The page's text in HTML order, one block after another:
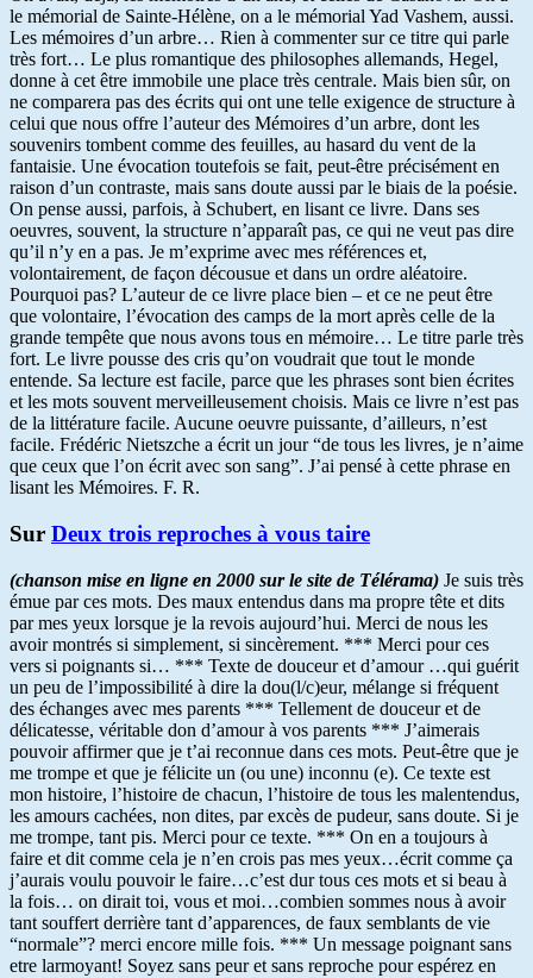
le mémorial de Sainte-Hélène, on a le mémorial Yad Vashem, aussi.
Les mémoires d’un arbre… Rien à commenter sur ce titre qui parle
très fort… Le plus romantique des philosophes allemands, Hegel,
donne à cet être immobile une place très centrale. Mais bien sûr, on
ne comparera pas des écrits qui ont une telle exigence de structure à
celui que nous offre l’auteur des Mémoires d’un arbre, dont les
souvenirs tombent comme des feuilles, au hasard du vent de la
fantaisie. Une évocation toutefois se fait, peut-être précisément en
raison d’un contraste, mais sans doute aussi par le biais de la poésie.
On pense aussi, parfois, à Schubert, en lisant ce livre. Dans ses
oeuvres, souvent, la structure n’apparaît pas, ce qui ne veut pas dire
qu’il n’y en a pas. Je m’exprime avec mes références et,
volontairement, de façon décousue et dans un ordre aléatoire.
Pourquoi pas? L’auteur de ce livre place bien – et ce ne peut être
que volontaire, l’évocation des camps de la mort après celle de la
grande tempête que nous avons tous en mémoire… Le titre parle très
fort. Le livre pousse des cris qu’on voudrait que tout le monde
entende. Sa lecture est facile, parce que les phrases sont bien écrites
et les mots souvent merveilleusement choisis. Mais ce livre n’est pas
de la littérature facile. Aucune oeuvre puissante, d’ailleurs, n’est
facile. Frédéric Nietszche a écrit un jour “de tous les livres, je n’aime
que ceux que l’on écrit avec son sang”. J’ai pensé à cette phrase en
lisant les Mémoires. F. R.
Sur Deux trois reproches à vous taire
(chanson mise en ligne en 2000 sur le site de Télérama) Je suis très
émue par ces mots. Des maux entendus dans ma propre tête et dits
par mes yeux lorsque je la revois aujourd’hui. Merci de nous les
avoir montrés si simplement, si sincèrement. *** Merci pour ces
vers si poignants si… *** Texte de douceur et d’amour …qui guérit
un peu de l’impossibilité à dire la dou(l/c)eur, mélange si fréquent
des échanges avec mes parents *** Tellement de douceur et de
délicatesse, véritable don d’amour à vos parents *** J’aimerais
pouvoir affirmer que je t’ai reconnue dans ces mots. Peut-être que je
me trompe et que je félicite un (ou une) inconnu (e). Ce texte est
mon histoire, l’histoire de chacun, l’histoire de tous les malentendus,
les amours cachées, non dites, par excès de pudeur, sans doute. Si je
me trompe, tant pis. Merci pour ce texte. *** On en a toujours à
faire et dit comme cela je n’en crois pas mes yeux…écrit comme ça
j’aurais voulu pouvoir le faire…c’est dur tous ces mots et si beau à
la fois… on dirait toi, vous et moi…combien sommes nous à avoir
tant souffert derrière tant d’apparences, de faux semblants de vie
“normale”? merci encore mille fois. *** Un message poignant sans
etre larmoyant! Soyez sans peur et sans reproche pour espérez en